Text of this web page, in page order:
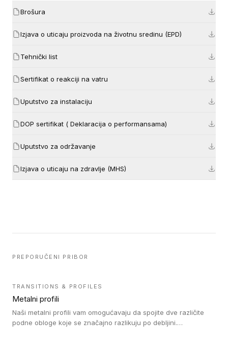
Brošura
Izjava o uticaju proizvoda na životnu sredinu (EPD)
Tehnički list
Sertifikat o reakciji na vatru
Uputstvo za instalaciju
DOP sertifikat ( Deklaracija o performansama)
Uputstvo za održavanje
Izjava o uticaju na zdravlje (MHS)
PREPORUČENI PRIBOR
TRANSITIONS & PROFILES
Metalni profili
Naši metalni profili vam omogućavaju da spojite dve različite
podne obloge koje se značajno razlikuju po debljini.